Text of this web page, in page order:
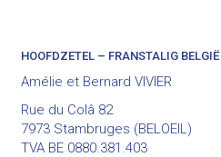
HOOFDZETEL – FRANSTALIG BELGIË
Amélie et Bernard VIVIER
Rue du Colâ 82
7973 Stambruges (BELOEIL)
TVA BE 0880.381.403